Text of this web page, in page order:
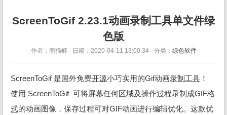
ScreenToGif 2.23.1动画录制工具单文件绿
色版
作者：熊猫畔 日期：2020-04-11 13:00:34 分类： 绿色软件
ScreenToGif 是国外免费开源小巧实用的Gif动画录制 工具 ！
使用 ScreenToGif 可将屏幕任何区域及操作过程录制 成GIF格
式的动画图像，保存过程可对GIF动画进行编辑优化。这款优